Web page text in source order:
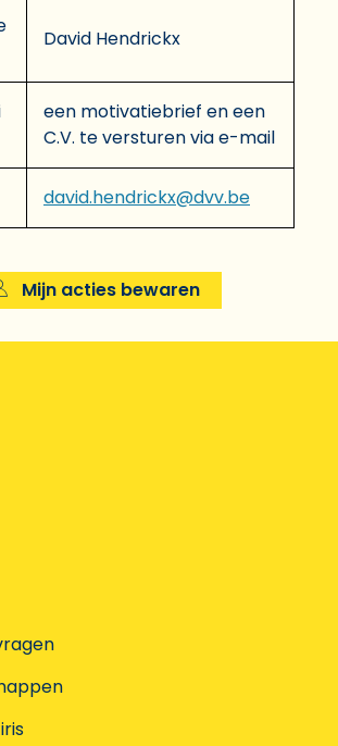
David Hendrickx
een motivatiebrief en een
C.V. te versturen via e-mail
david.hendrickx@dvv.be
Mijn acties bewaren